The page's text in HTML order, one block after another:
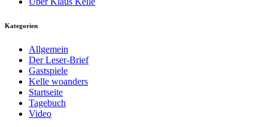
Kategorien
Allgemein
Der Leser-Brief
Gastspiele
Kelle woanders
Startseite
Tagebuch
Video